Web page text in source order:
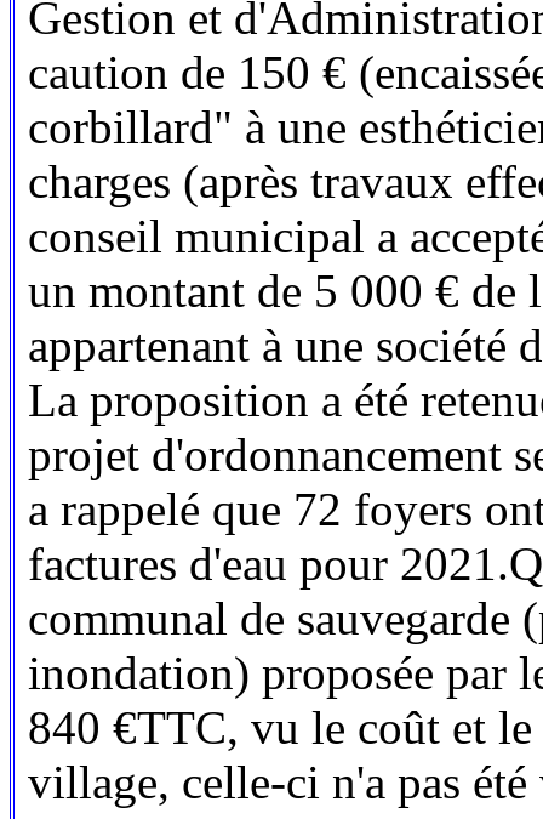
Gestion et
caution de 150 €
corbillard" à une
charges (après travaux
conseil municipal a
un montant de 5 000 € de
appartenant à une
La proposition a été
projet d'ordonnancement
a rappelé que 72 foyers
factures d'eau pour
communal de sauvegarde
inondation) proposée par
840 €TTC, vu le coût et
village, celle-ci n'a pas